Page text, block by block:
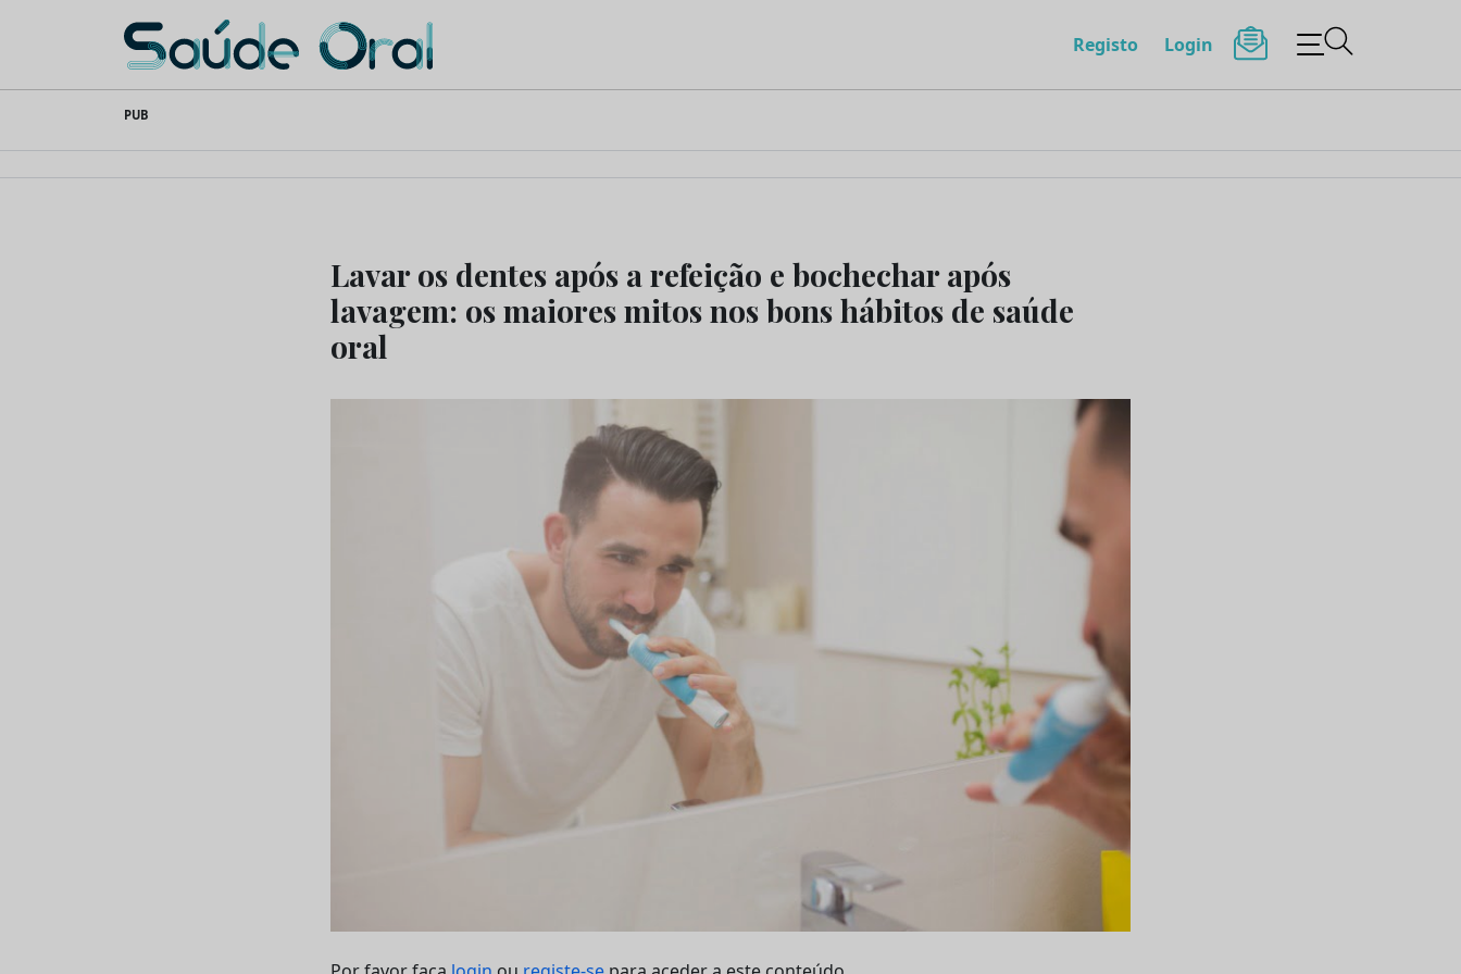
content
Saúde Oral Registo Login
PUB
Lavar os dentes após a refeição e bochechar após
lavagem: os maiores mitos nos bons hábitos de saúde
oral